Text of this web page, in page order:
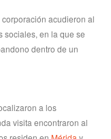
acudieron al
sociales, en la que se
dentro de un
a los
visita encontraron al